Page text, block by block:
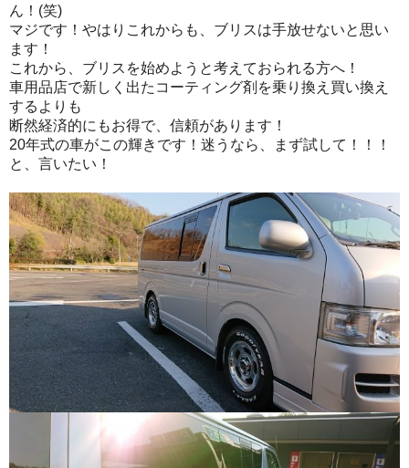
ん！(笑)
マジです！やはりこれからも、ブリスは手放せないと思い
ます！
これから、ブリスを始めようと考えておられる方へ！
車用品店で新しく出たコーティング剤を乗り換え買い換え
するよりも
断然経済的にもお得で、信頼があります！
20年式の車がこの輝きです！迷うなら、まず試して！！！
と、言いたい！